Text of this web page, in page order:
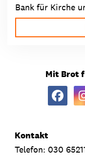
Bank für Kirche
Mit Brot
Kontakt
Telefon: 030